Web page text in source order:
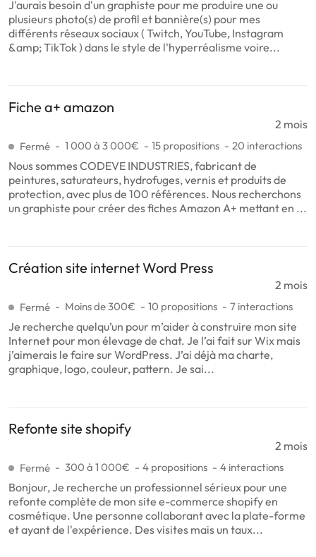
J'aurais besoin d'un graphiste pour me produire une ou
plusieurs photo(s) de profil et bannière(s) pour mes
différents réseaux sociaux ( Twitch, YouTube, Instagram
&amp; TikTok ) dans le style de l'hyperréalisme voire...
Fiche a+ amazon
2 mois
Fermé 1 000 à 3 000€ 15 propositions 20 interactions
Nous sommes CODEVE INDUSTRIES, fabricant de
peintures, saturateurs, hydrofuges, vernis et produits de
protection, avec plus de 100 références. Nous recherchons
un graphiste pour créer des fiches Amazon A+ mettant en ...
Création site internet Word Press
2 mois
Fermé Moins de 300€ 10 propositions 7 interactions
Je recherche quelqu’un pour m’aider à construire mon site
Internet pour mon élevage de chat. Je l’ai fait sur Wix mais
j’aimerais le faire sur WordPress. J’ai déjà ma charte,
graphique, logo, couleur, pattern. Je sai...
Refonte site shopify
2 mois
Fermé 300 à 1 000€ 4 propositions 4 interactions
Bonjour, Je recherche un professionnel sérieux pour une
refonte complète de mon site e-commerce shopify en
cosmétique. Une personne collaborant avec la plate-forme
et ayant de l'expérience. Des visites mais un taux...